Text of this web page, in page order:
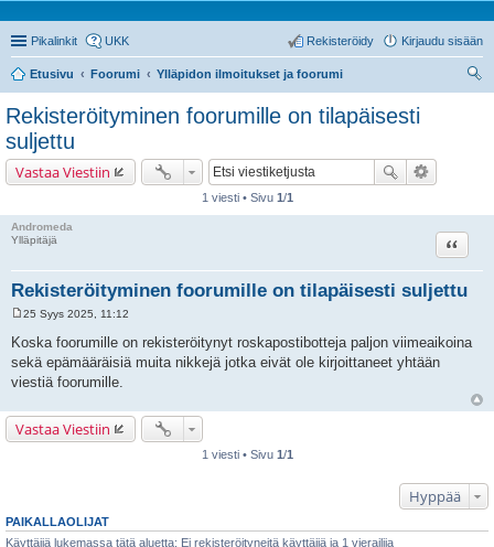
Pikalinkit UKK Kirjaudu sisään
Rekisteröidy
Etusivu Foorumi
Ylläpidon ilmoitukset ja foorumi
Rekisteröityminen foorumille on tilapäisesti
suljettu
Vastaa Viestiin
1 viesti • Sivu 1/1
Andromeda
Ylläpitäjä
Rekisteröityminen foorumille on tilapäisesti suljettu
Lainaa
e
s
i
25 Syys 2025, 11:12
Koska foorumille on rekisteröitynyt roskapostibotteja paljon viimeaikoina
sekä epämääräisiä muita nikkejä jotka eivät ole kirjoittaneet yhtään
viestiä foorumille.
Vastaa Viestiin
1 viesti • Sivu 1/1
Hyppää
PAIKALLAOLIJAT
Käyttäjiä lukemassa tätä aluetta: Ei rekisteröityneitä käyttäjiä ja 1 vierailija